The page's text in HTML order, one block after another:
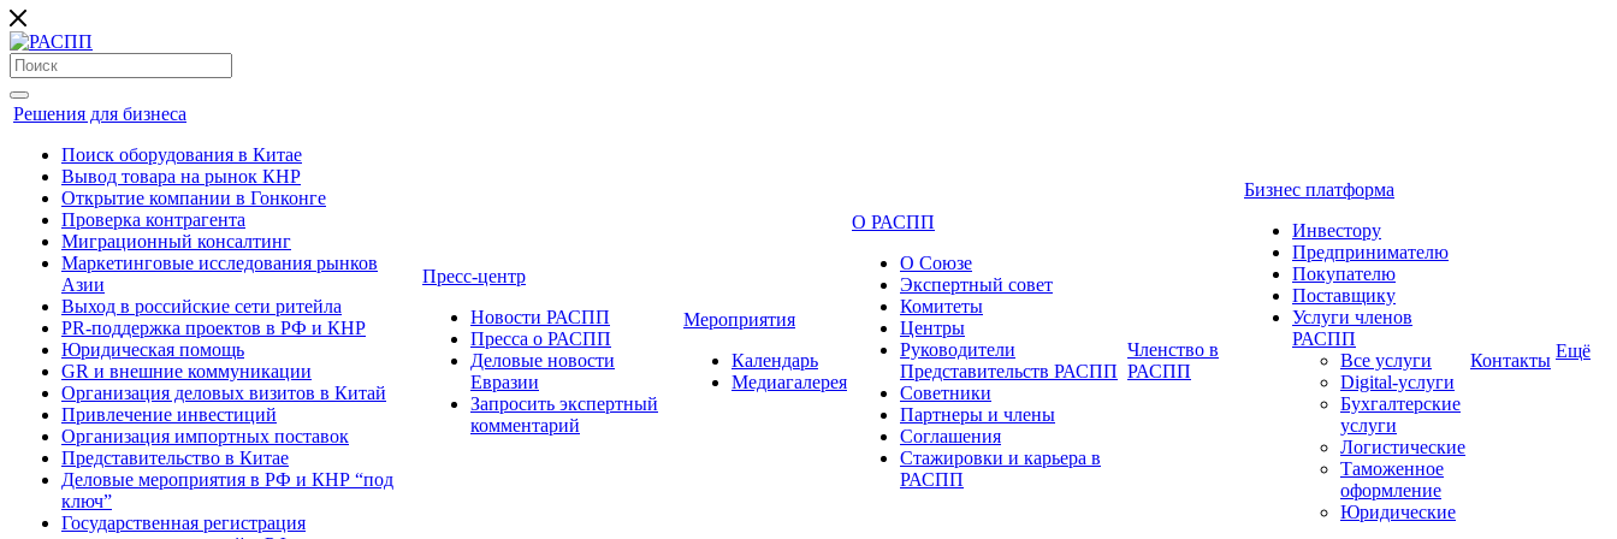
Решения для бизнеса
Поиск оборудования в Китае
Вывод товара на рынок КНР
Открытие компании в Гонконге
Проверка контрагента
Миграционный консалтинг
Маркетинговые исследования рынков
Азии
Выход в российские сети ритейла
PR-поддержка проектов в РФ и КНР
Юридическая помощь
GR и внешние коммуникации
Организация деловых визитов в Китай
Привлечение инвестиций
Организация импортных поставок
Представительство в Китае
Деловые мероприятия в РФ и КНР “под
ключ”
Государственная регистрация
Пресс-центр
Новости РАСПП
Пресса о РАСПП
Деловые новости
Евразии
Запросить экспертный
комментарий
Мероприятия
Календарь
Медиагалерея
О РАСПП
О Союзе
Экспертный совет
Комитеты
Центры
Руководители
Представительств РАСПП
Советники
Партнеры и члены
Соглашения
Стажировки и карьера в
РАСПП
Членство в
РАСПП
Бизнес платформа
Инвестору
Предпринимателю
Покупателю
Поставщику
Услуги членов
РАСПП
Все услуги
Digital-услуги
Бухгалтерские
услуги
Логистические
Таможенное
оформление
Юридические
Контакты Ещё